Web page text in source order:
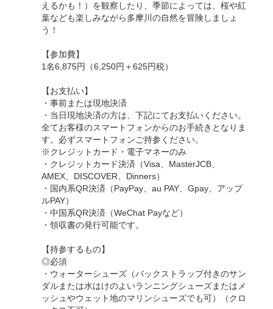
えるかも！）を観察したり、季節によっては、桜や紅
葉なども楽しみながら多摩川の自然を冒険しましょ
う！
【参加費】
1名6,875円（6,250円＋625円税）
【お支払い】
・事前または現地決済
・当日現地決済の方は、下記にてお支払いください。
全てお客様のスマートフォンからのお手続きとなりま
す。必ずスマートフォンご持参ください。
※クレジットカード・電子マネーのみ
・クレジットカード決済（Visa、MasterJCB、
AMEX、DISCOVER、Dinners）
・国内系QR決済（PayPay、au PAY、Gpay、アップ
ルPAY）
・中国系QR決済（WeChat Payなど）
・領収書の発行可能です。
【持参するもの】
◎必須
・ウォーターシューズ（バックストラップ付きのサン
ダルまたは水はけのよいランニングシューズまたはメ
ッシュやウェット地のマリンシューズでも可）（クロ